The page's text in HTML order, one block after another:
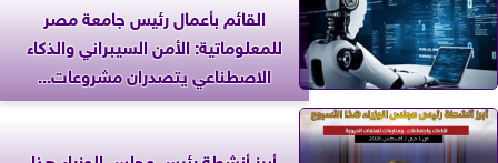
القائم بأعمال رئيس جامعة مصر
للمعلوماتية: الأمن السيبراني والذكاء
الاصطناعي يتصدران مشروعات...